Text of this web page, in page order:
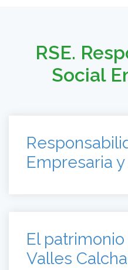
RSE.
Social
Empresaria
El
Valles